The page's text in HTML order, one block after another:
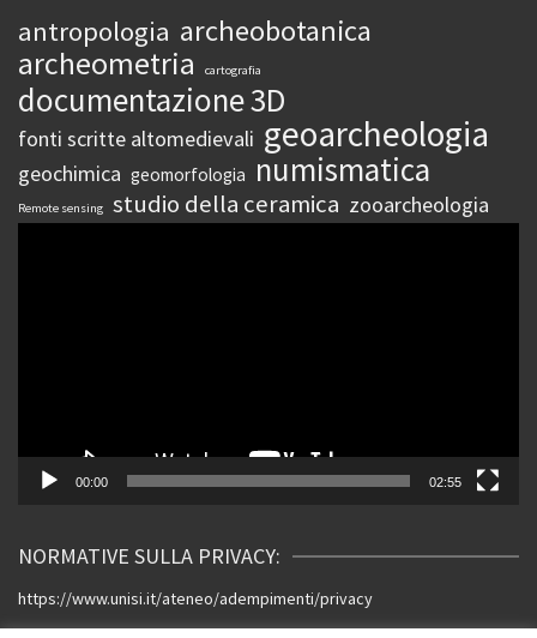
antropologia archeobotanica
archeometria cartografia
documentazione 3D
fonti scritte altomedievali geoarcheologia
geochimica geomorfologia numismatica
Remote sensing studio della ceramica zooarcheologia
00:00 02:55
NORMATIVE SULLA PRIVACY:
https://www.unisi.it/ateneo/adempimenti/privacy